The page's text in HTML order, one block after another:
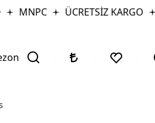
MNPC ÜCRETSİZ KARGO